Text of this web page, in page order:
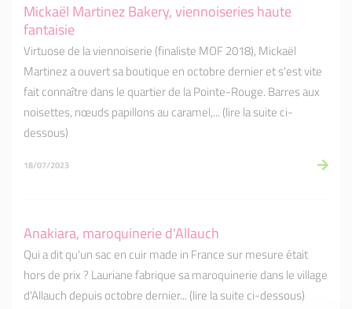
Mickaël Martinez Bakery, viennoiseries haute
fantaisie
Virtuose de la viennoiserie (finaliste MOF 2018), Mickaël
Martinez a ouvert sa boutique en octobre dernier et s'est vite
fait connaître dans le quartier de la Pointe-Rouge. Barres aux
noisettes, nœuds papillons au caramel,... (lire la suite ci-
dessous)
18/07/2023
Anakiara, maroquinerie d'Allauch
Qui a dit qu'un sac en cuir made in France sur mesure était
hors de prix ? Lauriane fabrique sa maroquinerie dans le village
d'Allauch depuis octobre dernier... (lire la suite ci-dessous)